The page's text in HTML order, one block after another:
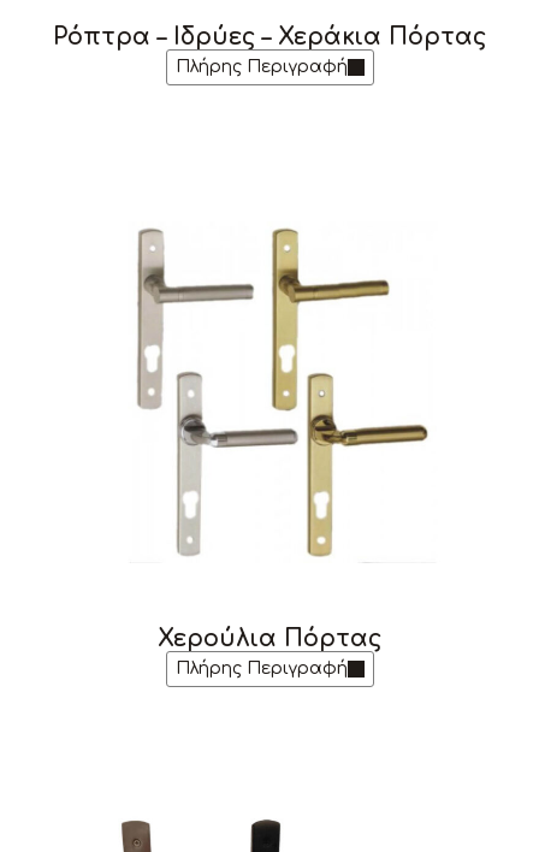
Ρόπτρα – Ιδρύες – Χεράκια Πόρτας
Πλήρης Περιγραφή
Χερούλια Πόρτας
Πλήρης Περιγραφή